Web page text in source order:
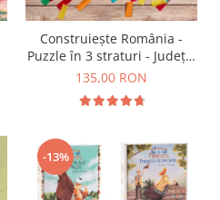
Construiește România -
Puzzle în 3 straturi - Județe,
Regiuni, Relief
135,00 RON
-13%